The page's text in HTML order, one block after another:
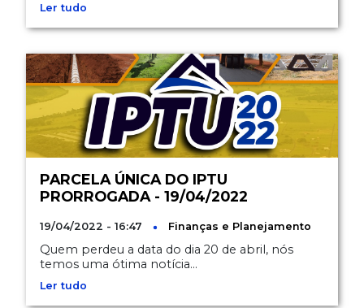
Ler tudo
PARCELA ÚNICA DO IPTU
PRORROGADA - 19/04/2022
19/04/2022 - 16:47 Finanças e Planejamento
Quem perdeu a data do dia 20 de abril, nós
temos uma ótima notícia...
Ler tudo